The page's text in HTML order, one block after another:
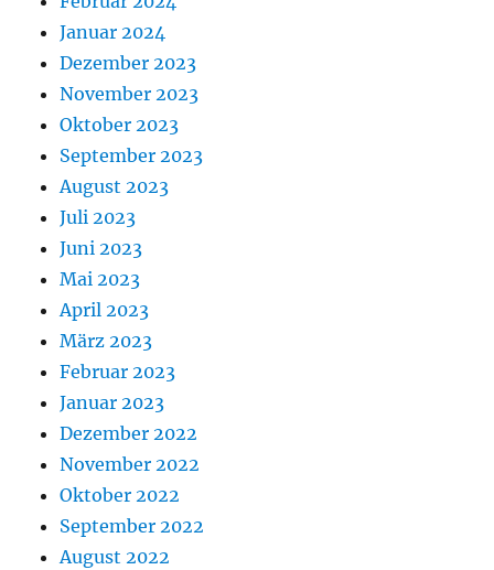
Januar 2024
Dezember 2023
November 2023
Oktober 2023
September 2023
August 2023
Juli 2023
Juni 2023
Mai 2023
April 2023
März 2023
Februar 2023
Januar 2023
Dezember 2022
November 2022
Oktober 2022
September 2022
August 2022